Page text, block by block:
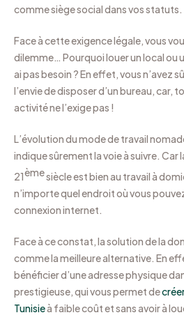
comme siège social dans vos statuts.
Face à cette exigence légale, vous
dilemme… Pourquoi louer un local ou
ai pas besoin ? En effet, vous n’avez
l’envie de disposer d’un bureau, car,
activité ne l’exige pas !
L’évolution du mode de travail
indique sûrement la voie à suivre. Car
21èmesiècle est bien au travail à
n’importe quel endroit où vous
connexion internet.
Face à ce constat, la solution de la
comme la meilleure alternative. En
bénéficier d’une adresse physique
prestigieuse, qui vous permet de
Tunisieà faible coût et sans avoir à